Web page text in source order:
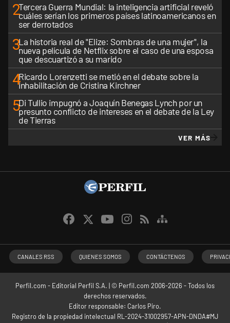
2Tercera Guerra Mundial: la inteligencia artificial reveló
cuáles serían los primeros países latinoamericanos en
ser derrotados
3La historia real de "Elize: Sombras de una mujer", la
nueva película de Netflix sobre el caso de una esposa
que descuartizó a su marido
4Ricardo Lorenzetti se metió en el debate sobre la
inhabilitación de Cristina Kirchner
5Di Tullio impugnó a Joaquín Benegas Lynch por un
presunto conflicto de intereses en el debate de la Ley
de Tierras
VER MÁS
CANALES RSS QUIENES SOMOS CONTÁCTENOS
Perfil.com - Editorial Perfil S.A. | © Perfil.com 2006-2026 - Todos los
derechos reservados.
Editor responsable: Carlos Piro.
Registro de la propiedad intelectual RL-2024-31002957-APN-DNDA#MJ